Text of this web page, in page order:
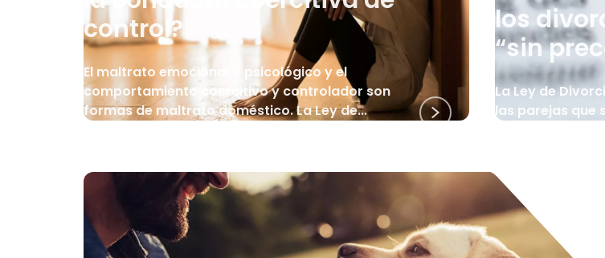
control?
El maltrato emocional o psicológico y el
comportamiento coercitivo y controlador son
formas de maltrato doméstico. La Ley de...
los
“sin
La Ley de
las parejas que